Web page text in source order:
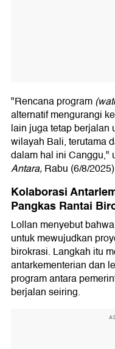
"Rencana program
alternatif mengurangi
lain juga tetap berjalan
wilayah Bali, terutama
dalam hal ini Canggu,"
Antara,Rabu (6/8/
Kolaborasi
Pangkas Rantai
Lollan menyebut
untuk mewujudkan
birokrasi. Langkah itu
antarkementerian dan
program antara
berjalan seiring.